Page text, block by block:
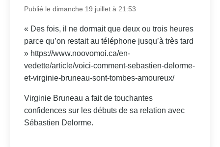
Publié le dimanche 19 juillet à 21:53
« Des fois, il ne dormait que deux ou trois heures
parce qu’on restait au téléphone jusqu’à très tard
» https://www.noovomoi.ca/en-
vedette/article/voici-comment-sebastien-delorme-
et-virginie-bruneau-sont-tombes-amoureux/
Virginie Bruneau a fait de touchantes
confidences sur les débuts de sa relation avec
Sébastien Delorme.